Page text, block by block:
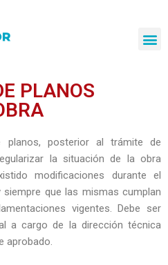
PLANOS
planos, posterior al trámite de
la situación de la obra
modificaciones durante el
que las mismas cumplan
vigentes. Debe ser
a cargo de la dirección técnica
aprobado.